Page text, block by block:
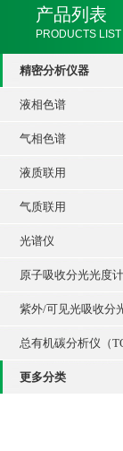
产品列表
PRODUCTS LIST
精密分析仪器
液相色谱
气相色谱
液质联用
气质联用
光谱仪
原子吸收分光光度计
紫外/可见光吸收分
总有机碳分析仪（
更多分类